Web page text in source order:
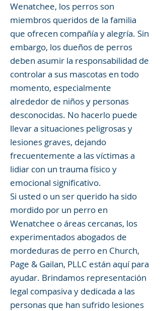
Wenatchee, los perros son
miembros queridos de la familia
que ofrecen compañía y alegría. Sin
embargo, los dueños de perros
deben asumir la responsabilidad de
controlar a sus mascotas en todo
momento, especialmente
alrededor de niños y personas
desconocidas. No hacerlo puede
llevar a situaciones peligrosas y
lesiones graves, dejando
frecuentemente a las víctimas a
lidiar con un trauma físico y
emocional significativo.
Si usted o un ser querido ha sido
mordido por un perro en
Wenatchee o áreas cercanas, los
experimentados abogados de
mordeduras de perro en Church,
Page & Gailan, PLLC están aquí para
ayudar. Brindamos representación
legal compasiva y dedicada a las
personas que han sufrido lesiones